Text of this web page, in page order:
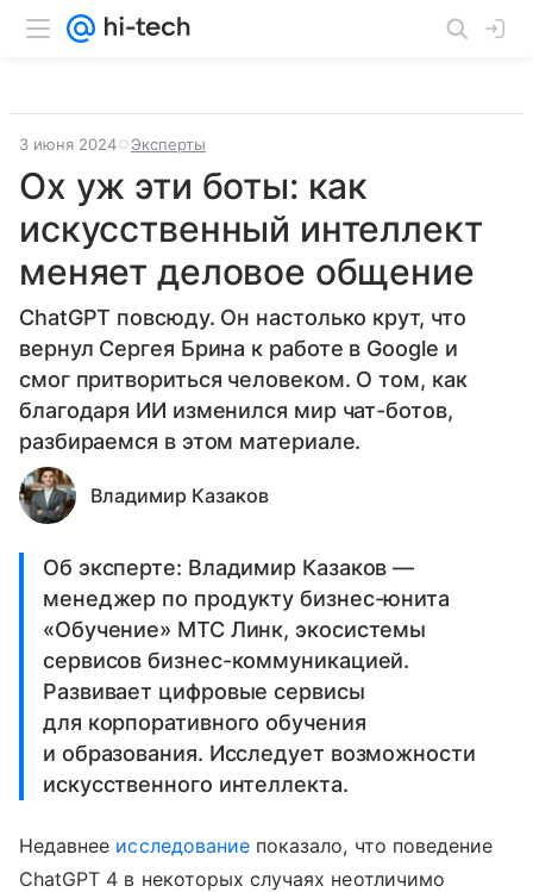
3 июня 2024 Эксперты
Ох уж эти боты: как
искусственный интеллект
меняет деловое общение
ChatGPT повсюду. Он настолько крут, что
вернул Сергея Брина к работе в Google и
смог притвориться человеком. О том, как
благодаря ИИ изменился мир чат-ботов,
разбираемся в этом материале.
Владимир Казаков
Об эксперте: Владимир Казаков —
менеджер по продукту бизнес-юнита
«Обучение» МТС Линк, экосистемы
сервисов бизнес-коммуникацией.
Развивает цифровые сервисы
для корпоративного обучения
и образования. Исследует возможности
искусственного интеллекта.
Недавнее исследование показало, что поведение
ChatGPT 4 в некоторых случаях неотличимо